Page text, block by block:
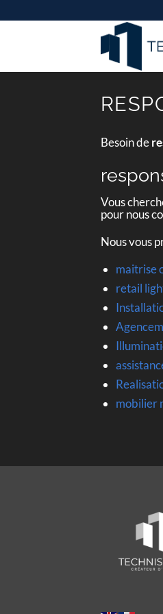
au
Besoin de
Vous
pour nous
Nous vous
maitrise
retail
mobilier